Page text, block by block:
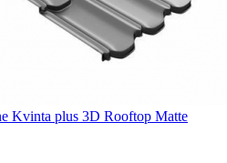
Kvinta plus 3D Rooftop Matte